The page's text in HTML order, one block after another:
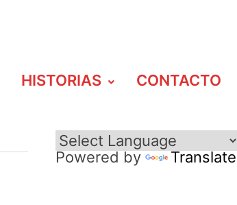
HISTORIAS CONTACTO
Powered by Translate